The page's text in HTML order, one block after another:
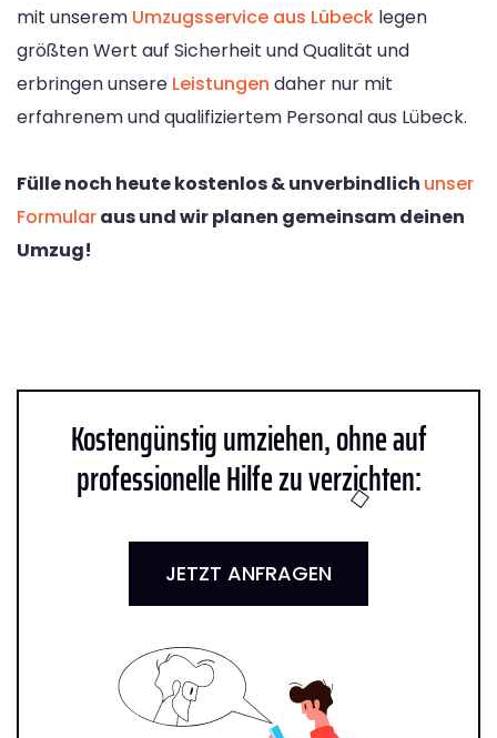
mit unserem Umzugsservice aus Lübeck legen
größten Wert auf Sicherheit und Qualität und
erbringen unsere Leistungen daher nur mit
erfahrenem und qualifiziertem Personal aus Lübeck.
Fülle noch heute kostenlos & unverbindlich unser
Formularaus und wir planen gemeinsam deinen
Umzug!
Kostengünstig umziehen, ohne auf
professionelle Hilfe zu verzichten:
JETZT ANFRAGEN